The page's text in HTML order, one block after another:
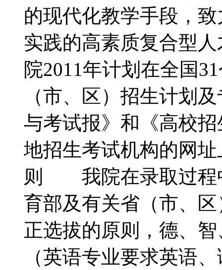
的现代化教学手段，
实践的高素质复合
院2011年计划在全国
（市、区）招生计划
与考试报》和《高校
地招生考试机构的网
则 我院在录取过程
育部及有关省（市、
正选拔的原则，德、
（英语专业要求英语